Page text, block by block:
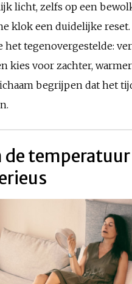
licht, zelfs op een
klok een duidelijke reset.
het tegenovergestelde:
kies voor zachter,
begrijpen dat het
de